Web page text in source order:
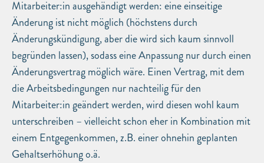
Mitarbeiter:in ausgehändigt werden: eine einseitige
Änderung ist nicht möglich (höchstens durch
Änderungskündigung, aber die wird sich kaum sinnvoll
begründen lassen), sodass eine Anpassung nur durch einen
Änderungsvertrag möglich wäre. Einen Vertrag, mit dem
die Arbeitsbedingungen nur nachteilig für den
Mitarbeiter:in geändert werden, wird diesen wohl kaum
unterschreiben – vielleicht schon eher in Kombination mit
einem Entgegenkommen, z.B. einer ohnehin geplanten
Gehaltserhöhung o.ä.